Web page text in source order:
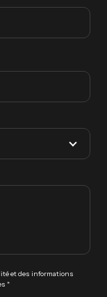
et des informations
*